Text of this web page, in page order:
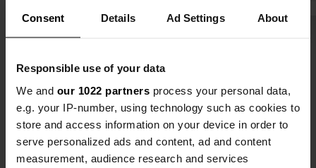
Consent Details Ad Settings About
Responsible use of your data
We and our 1022 partners process your personal data,
e.g. your IP-number, using technology such as cookies to
store and access information on your device in order to
serve personalized ads and content, ad and content
measurement, audience research and services